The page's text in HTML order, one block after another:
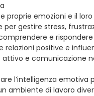
proprie emozioni e il
gestire stress,
e
relazioni positive e
e comunicazione
l’intelligenza
ambiente di lavoro